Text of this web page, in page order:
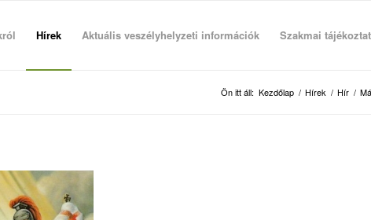
Hírek Aktuális veszélyhelyzeti információk Szakmai
Ön itt áll: Kezdőlap / Hírek / Hír /